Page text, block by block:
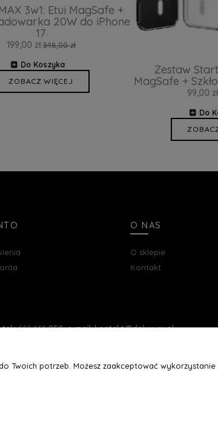
3w1: Etui MagSafe +
20W do iPhone
17
199,00 zł 348,00 zł
Do Koszyka
ZOBACZ WIĘCEJ
Zestaw
MagSafe +
99,00 zł
Do
O NAS
O sklepie
Kontakt
666 666 950, e-mail: kontakt@deluxury.pl
potrzeb. Możesz zaakceptować wykorzystanie